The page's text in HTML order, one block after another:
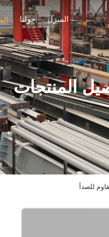
المنزل حولنا
المنتجات
للصدأ